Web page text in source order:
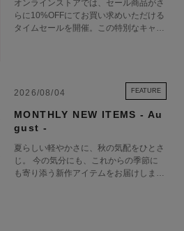
オンラインストアでは、セール商品がさ
らに10%OFFにてお買い求めいただける
タイムセールを開催。この特別なキャン
2026/08/04 FEATURE
MONTHLY NEW ITEMS - Au
gust -
夏らしい軽やかさに、秋の気配をひとさ
じ。 今の気分にも、これからの季節に
も寄り添う新作アイテムをお届けしま